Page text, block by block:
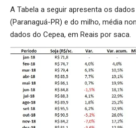
A Tabela a seguir apresenta os
(Paranaguá-PR) e do milho, média
dados do Cepea, em Reais por saca.